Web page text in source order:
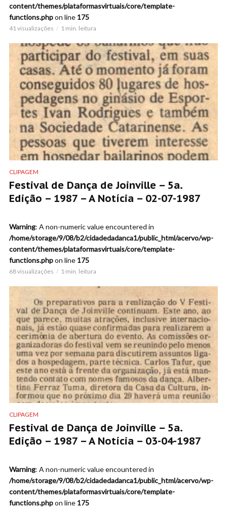
content/themes/plataformasvirtuais/core/template-
functions.phpon line 175
41 visualizações 1 min. leitura
CLIPAGEM
Festival de Dança de Joinville – 5a.
Edição – 1987 – A Notícia – 02-07-1987
Warning: A non-numeric value encountered in
/home/storage/9/08/b2/cidadedadanca1/public_html/acervo/wp-
content/themes/plataformasvirtuais/core/template-
functions.phpon line 175
68 visualizações 1 min. leitura
CLIPAGEM
Festival de Dança de Joinville – 5a.
Edição – 1987 – A Notícia – 03-04-1987
Warning: A non-numeric value encountered in
/home/storage/9/08/b2/cidadedadanca1/public_html/acervo/wp-
content/themes/plataformasvirtuais/core/template-
functions.phpon line 175